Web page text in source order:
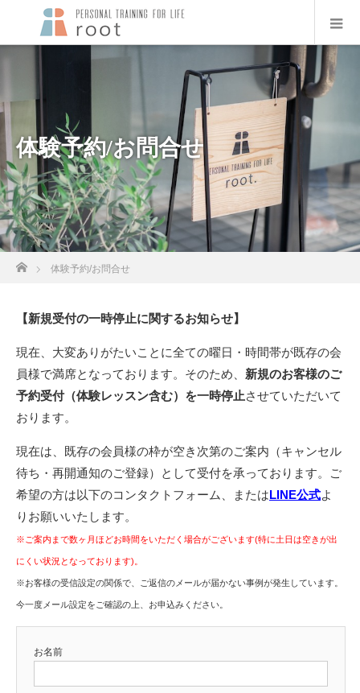
体験予約/お問合せ
体験予約/お問合せ
【新規受付の一時停止に関するお知らせ】
現在、大変ありがたいことに全ての曜日・時間帯が既存の会
員様で満席となっております。そのため、 新規のお客様のご
予約受付（体験レッスン含む）を一時停止させていただいて
おります。
現在は、既存の会員様の枠が空き次第のご案内（キャンセル
待ち・再開通知のご登録）として受付を承っております。ご
希望の方は以下のコンタクトフォーム、またはLINE公式よ
りお願いいたします。
※ご案内まで数ヶ月ほどお時間をいただく場合がございます(特に土日は空きが出
にくい状況となっております)。
※お客様の受信設定の関係で、ご返信のメールが届かない事例が発生しています。
今一度メール設定をご確認の上、お申込みください。
お名前